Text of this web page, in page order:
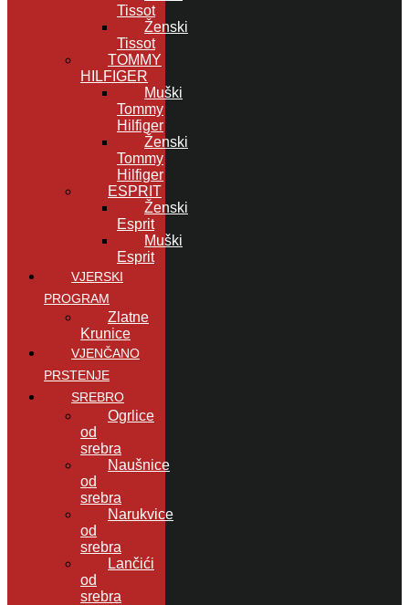
Tissot
Ženski
Tissot
TOMMY
HILFIGER
Muški
Tommy
Hilfiger
Ženski
Tommy
Hilfiger
ESPRIT
Ženski
Esprit
Muški
Esprit
VJERSKI
PROGRAM
Zlatne
Krunice
VJENČANO
PRSTENJE
SREBRO
Ogrlice
od
srebra
Naušnice
od
srebra
Narukvice
od
srebra
Lančići
od
srebra